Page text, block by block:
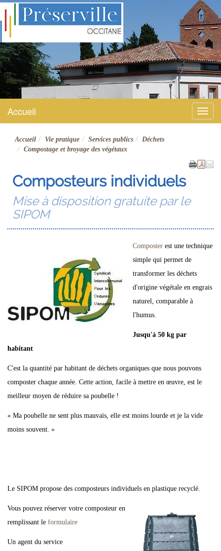
Préserville
Site officiel
Menu
Accueil
Accueil Vie pratique Services publics
Déchets
Compostage et broyage des végétaux
Composteurs individuels
Mise à disposition gratuite par le
SIPOM
Composter est une technique
simple qui permet de
transformer les déchets
d'origine végétale en engrais
naturel, comparable à
l'humus.
Jusqu'à 50 kg par
habitant
C'est la quantité par habitant de déchets organiques que nous pouvons
composter chaque année. Cette action, facile à mettre en œuvre, est le
meilleur moyen de réduire sa poubelle !
« Ma poubelle ne sent plus mauvais, elle est moins lourde et je la vide
moins souvent. »
Le SIPOM propose des composteurs individuels en plastique recyclé.
Vous pouvez réserver votre composteur en
remplissant le formulaire
Un agent du service